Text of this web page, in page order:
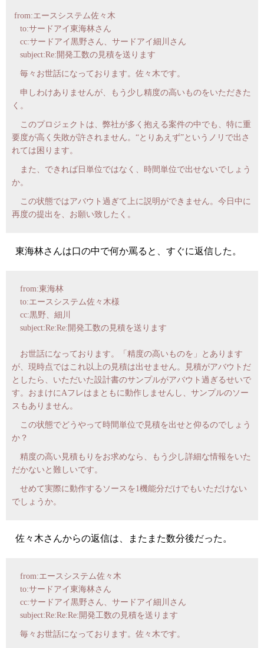
from:エースシステム佐々木
to:サードアイ東海林さん
cc:サードアイ黒野さん、サードアイ細川さん
subject:Re:開発工数の見積を送ります
毎々お世話になっております。佐々木です。
申しわけありませんが、もう少し精度の高いものをいただきた
く。
このプロジェクトは、弊社が多く抱える案件の中でも、特に重
要度が高く失敗が許されません。“とりあえず”というノリで出さ
れては困ります。
また、できれば日単位ではなく、時間単位で出せないでしょう
か。
この状態ではアバウト過ぎて上に説明ができません。今日中に
再度の提出を、お願い致したく。
東海林さんは口の中で何か罵ると、すぐに返信した。
from:東海林
to:エースシステム佐々木様
cc:黒野、細川
subject:Re:Re:開発工数の見積を送ります
お世話になっております。「精度の高いものを」とあります
が、現時点ではこれ以上の見積は出せません。見積がアバウトだ
としたら、いただいた設計書のサンプルがアバウト過ぎるせいで
す。おまけにAフレはまともに動作しませんし、サンプルのソー
スもありません。
この状態でどうやって時間単位で見積を出せと仰るのでしょう
か？
精度の高い見積もりをお求めなら、もう少し詳細な情報をいた
だかないと難しいです。
せめて実際に動作するソースを1機能分だけでもいただけない
でしょうか。
佐々木さんからの返信は、またまた数分後だった。
from:エースシステム佐々木
to:サードアイ東海林さん
cc:サードアイ黒野さん、サードアイ細川さん
subject:Re:Re:Re:開発工数の見積を送ります
毎々お世話になっております。佐々木です。